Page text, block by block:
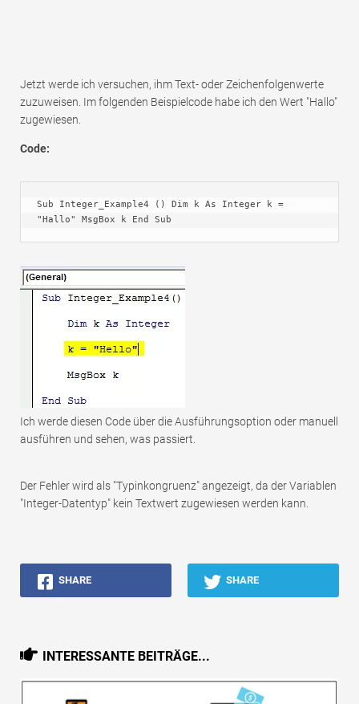
Jetzt werde ich versuchen, ihm Text- oder Zeichenfolgenwerte
zuzuweisen. Im folgenden Beispielcode habe ich den Wert "Hallo"
zugewiesen.
Code:
Sub Integer_Example4 () Dim k As Integer k =
"Hallo" MsgBox k End Sub
Ich werde diesen Code über die Ausführungsoption oder manuell
ausführen und sehen, was passiert.
Der Fehler wird als "Typinkongruenz" angezeigt, da der Variablen
"Integer-Datentyp" kein Textwert zugewiesen werden kann.
SHARE SHARE
INTERESSANTE BEITRÄGE...